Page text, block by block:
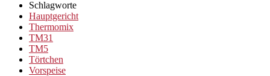
Schlagworte
Hauptgericht
Thermomix
TM31
TM5
Törtchen
Vorspeise